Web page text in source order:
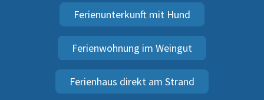
Ferienunterkunft mit Hund
Ferienwohnung im Weingut
Ferienhaus direkt am Strand